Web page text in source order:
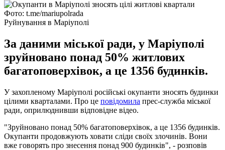
Фото: t.me/mariupolrada
Руйнування в Маріуполі
За даними міської ради, у Маріуполі
зруйновано понад 50% житлових
багатоповерхівок, а це 1356 будинків.
У захопленому Маріуполі російські окупанти зносять будинки
цілими кварталами. Про це повідомила прес-служба міської
ради, оприлюднивши відповідне відео.
"Зруйновано понад 50% багатоповерхівок, а це 1356 будинків.
Окупанти продовжують ховати сліди своїх злочинів. Вони
вже говорять про знесення понад 900 будинків", - розповів